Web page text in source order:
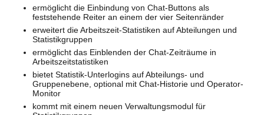
ermöglicht die Einbindung von Chat-Buttons als
feststehende Reiter an einem der vier Seitenränder
erweitert die Arbeitszeit-Statistiken auf Abteilungen und
Statistikgruppen
ermöglicht das Einblenden der Chat-Zeiträume in
Arbeitszeitstatistiken
bietet Statistik-Unterlogins auf Abteilungs- und
Gruppenebene, optional mit Chat-Historie und Operator-
Monitor
kommt mit einem neuen Verwaltungsmodul für